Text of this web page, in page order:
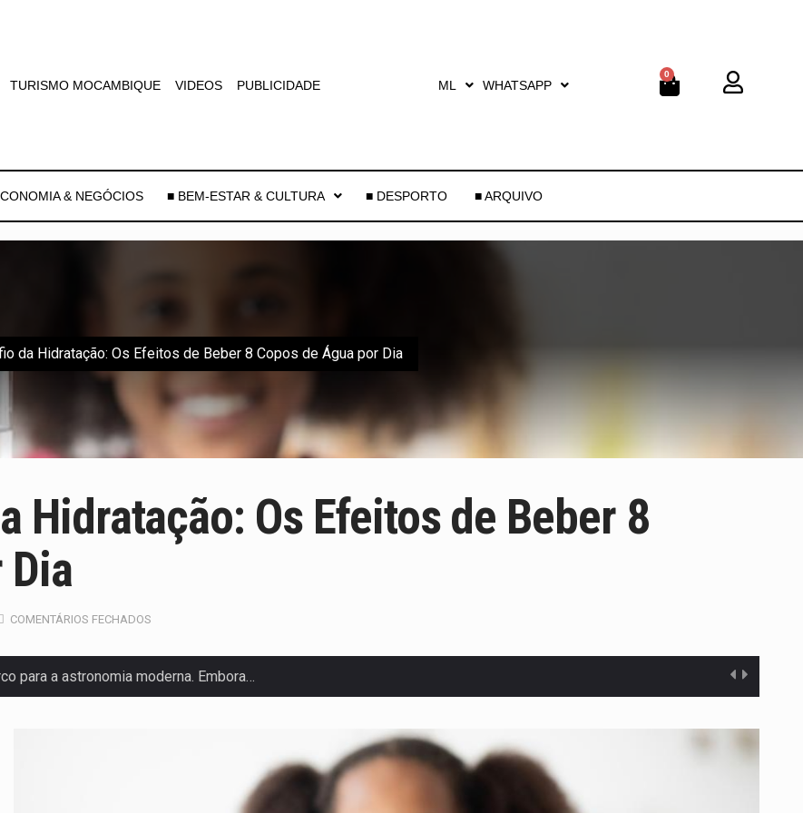
TURISMO MOCAMBIQUE VIDEOS PUBLICIDADE ML WHATSAPP
0
& NEGÓCIOS ■ BEM-ESTAR & CULTURA ■ DESPORTO ■ ARQUIVO
da Hidratação: Os Efeitos de Beber 8 Copos de Água por Dia
Hidratação: Os Efeitos de Beber 8
COMENTÁRIOS FECHADOS
para a astronomia moderna. Embora…